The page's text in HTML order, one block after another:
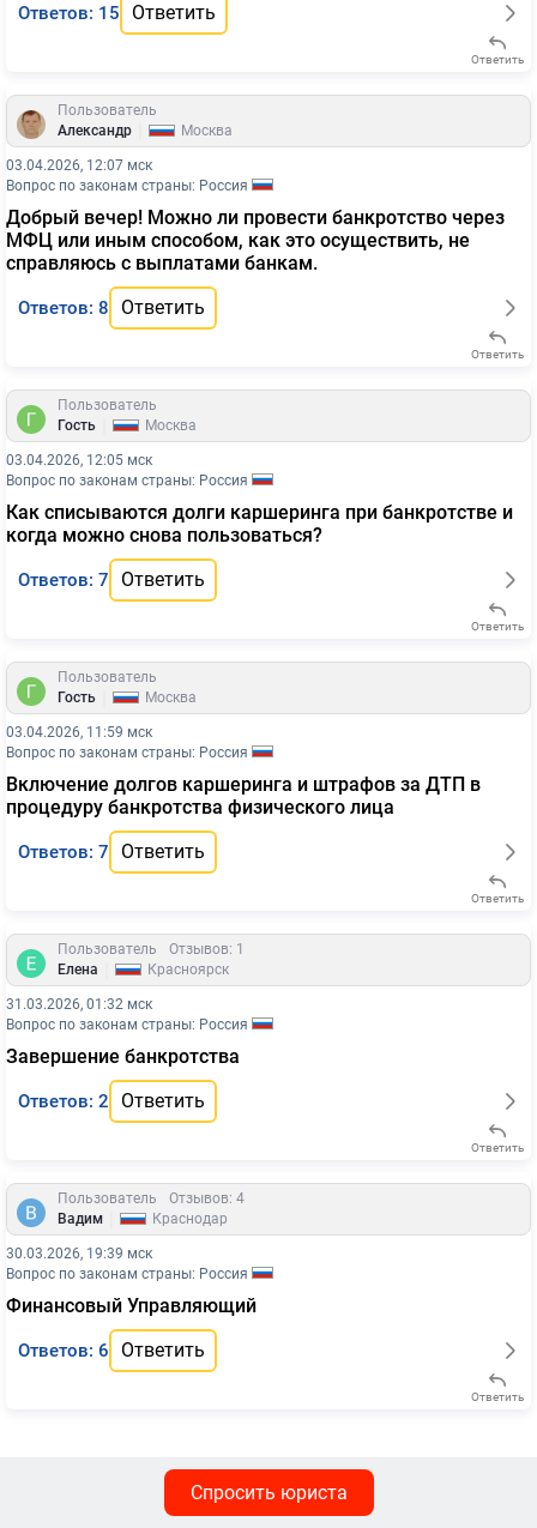
Ответов: 15 Ответить
Ответить
Пользователь
Александр
Москва
03.04.2026, 12:07 мск
Вопрос по законам страны: Россия
Добрый вечер! Можно ли провести банкротство через
МФЦ или иным способом, как это осуществить, не
справляюсь с выплатами банкам.
Ответов: 8 Ответить
Ответить
Пользователь
Гость
Москва
03.04.2026, 12:05 мск
Вопрос по законам страны: Россия
Как списываются долги каршеринга при банкротстве и
когда можно снова пользоваться?
Ответов: 7 Ответить
Ответить
Пользователь
Гость
Москва
03.04.2026, 11:59 мск
Вопрос по законам страны: Россия
Включение долгов каршеринга и штрафов за ДТП в
процедуру банкротства физического лица
Ответов: 7 Ответить
Ответить
Пользователь
Отзывов: 1
Елена
Красноярск
31.03.2026, 01:32 мск
Вопрос по законам страны: Россия
Завершение банкротства
Ответов: 2 Ответить
Ответить
Пользователь
Отзывов: 4
Вадим
Краснодар
30.03.2026, 19:39 мск
Вопрос по законам страны: Россия
Финансовый Управляющий
Ответов: 6 Ответить
Ответить
Спросить юриста